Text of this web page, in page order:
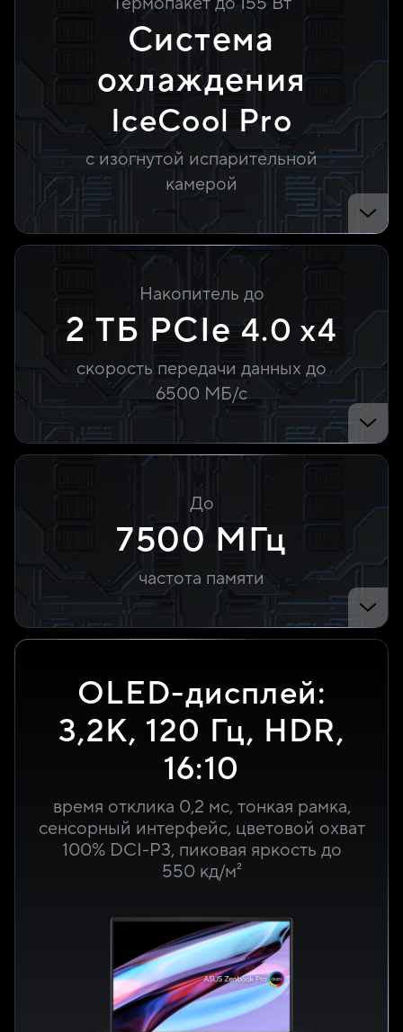
Система
охлаждения
IceCool Pro
с изогнутой испарительной
камерой
Накопитель до
2 ТБ PCIe4.0 x4
скорость передачи данных до
6500 МБ/с
До
7500 МГц
частота памяти
OLED-дисплей:
3,2K, 120 Гц, HDR,
16:10
время отклика 0,2 мс, тонкая рамка,
сенсорный интерфейс, цветовой охват
100% DCI-P3, пиковая яркость до
550 кд/м²